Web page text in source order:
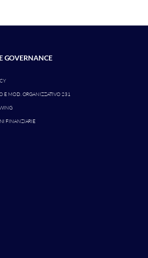
GOVERNANCE
E MOD. ORGANIZZATIVO 231
FINANZIARIE